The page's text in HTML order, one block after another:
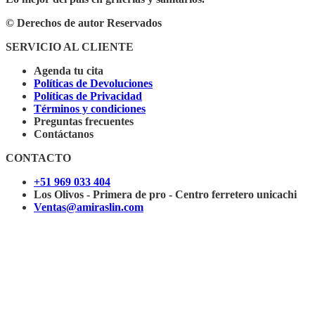
© Derechos de autor Reservados
SERVICIO AL CLIENTE
Agenda tu cita
Políticas de Devoluciones
Políticas de Privacidad
Términos y condiciones
Preguntas frecuentes
Contáctanos
CONTACTO
+51 969 033 404
Los Olivos - Primera de pro - Centro ferretero unicachi
Ventas@amiraslin.com